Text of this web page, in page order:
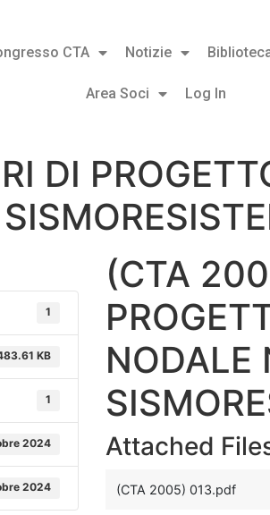
CTA Notizie
Area Soci Log In
DI
1
KB
1
2024
2024
(CTA
NODALE
Attached
(CTA 2005) 013.pdf